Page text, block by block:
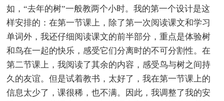
如，“去年的树”一般教两个小时。我的第一个设计是这
样安排的：在第一节课上，除了第一次阅读课文和学习
单词外，我还仔细阅读课文的前半部分，重点是体验树
和鸟在一起的快乐，感受它们分离时的不可分割性。在
第二节课上，我阅读了其余的内容，感受鸟与树之间持
久的友谊。但是试着教书，太好了，我在第一节课上的
信息太少了，课很稀，也不满。因此，我调整了我的安